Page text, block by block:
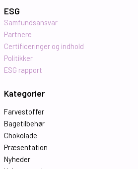
ESG
Samfundsansvar
Partnere
Certificeringer og indhold
Politikker
ESG rapport
Kategorier
Farvestoffer
Bagetilbehør
Chokolade
Præsentation
Nyheder